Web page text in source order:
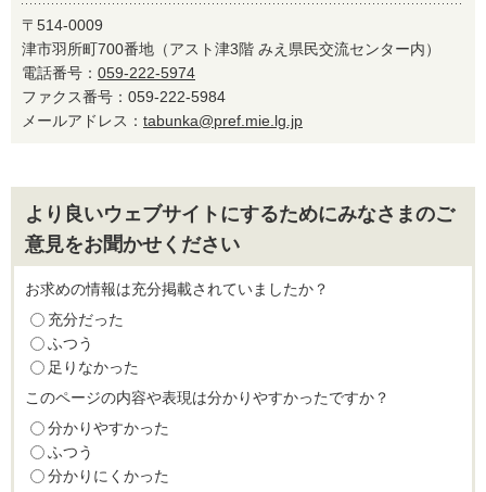
〒514-0009
津市羽所町700番地（アスト津3階 みえ県民交流センター内）
電話番号： 059-222-5974
ファクス番号：059-222-5984
メールアドレス： tabunka@pref.mie.lg.jp
より良いウェブサイトにするためにみなさまのご
意見をお聞かせください
お求めの情報は充分掲載されていましたか？
充分だった
ふつう
足りなかった
このページの内容や表現は分かりやすかったですか？
分かりやすかった
ふつう
分かりにくかった